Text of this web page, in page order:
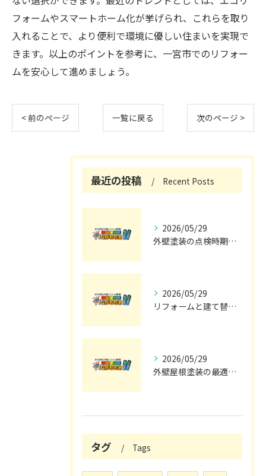
フォームやスマートホーム化が挙げられ、これらを取り
入れることで、より便利で環境に優しい住まいを実現で
きます。以上のポイントを参考に、一宮市でのリフォー
ムを安心して進めましょう。
< 前のページ 一覧に戻る 次のページ >
最近の投稿 Recent Posts
2026/05/29
外壁塗装の点検時期と施工の最適タイミング
2026/05/29
リフォームと建て替えの費用と注意点完全解説
2026/05/29
外壁屋根塗装の最適メンテナンス時期
タグ Tags